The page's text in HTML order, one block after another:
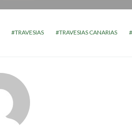
TRAVESIAS TRAVESIAS CANARIAS